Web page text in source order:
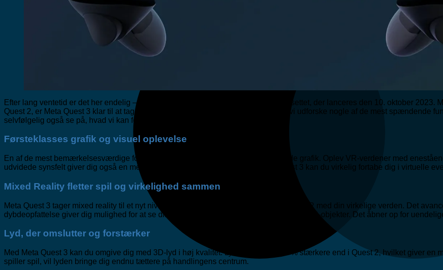
Efter lang ventetid er det her endelig – Meta Quest 3, tredje generation af VR-headsettet, der lanceres den 10. oktober
Quest 2, er Meta Quest 3 klar til at tage VR-markedet med storm. I dette indlæg vil vi udforske nogle af de mest spændende
selvfølgelig også se på, hvad vi kan forvente af VR-tilbehør til Meta Quest 3.
Førsteklasses grafik og visuel oplevelse
En af de mest bemærkelsesværdige forbedringer i Meta Quest 3 er den fremragende grafik. Oplev VR-verdener med
udvidede synsfelt giver dig også en mere fordybende oplevelse, og med Meta Quest 3 kan du virkelig fortabe dig i virtuelle
Mixed Reality fletter spil og virkelighed sammen
Meta Quest 3 tager mixed reality til et nyt niveau og giver dig mulighed for at integrere VR med din virkelige verden. Det
dybdeopfattelse giver dig mulighed for at se dine omgivelser, mens du interagerer med VR-objekter. Det åbner op for
Lyd, der omslutter og forstærker
Med Meta Quest 3 kan du omgive dig med 3D-lyd i høj kvalitet. Lydspekteret er 40 % stærkere end i Quest 2, hvilket giver en
spiller spil, vil lyden bringe dig endnu tættere på handlingens centrum.